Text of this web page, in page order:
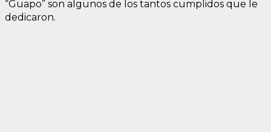
“Guapo” son algunos de los tantos cumplidos que le
dedicaron.